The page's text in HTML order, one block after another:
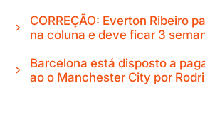
CORREÇÃO: Everton Ribeiro
na coluna e deve ficar 3
Barcelona está disposto a
ao o Manchester City por Rodri